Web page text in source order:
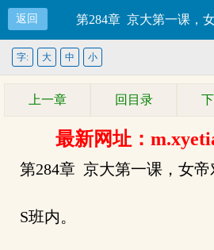
返回 第284章 京大第一课，
字: 大 中 小
上一章 回目录
最新网址：
第284章 京大第一课，女帝
S班内。